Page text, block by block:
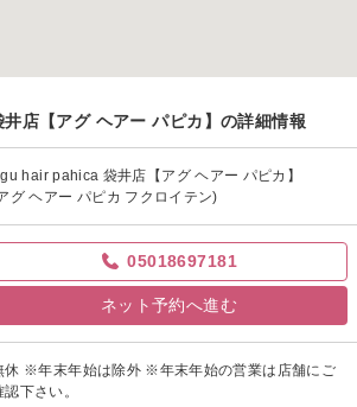
店【アグ ヘアー パピカ】の詳細情報
hair pahica 袋井店【アグ ヘアー パピカ】
グ ヘアー パピカ フクロイテン)
05018697181
ネット予約へ進む
休 ※年末年始は除外 ※年末年始の営業は店舗にご
認下さい。